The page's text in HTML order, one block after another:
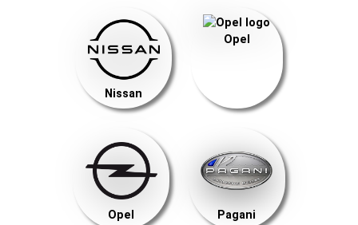
Nissan
Opel
Opel Pagani